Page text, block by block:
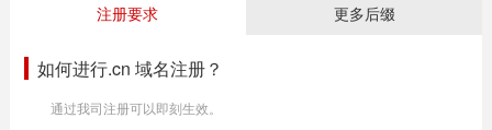
注册要求 更多后缀
如何进行.cn 域名注册？
通过我司注册可以即刻生效。